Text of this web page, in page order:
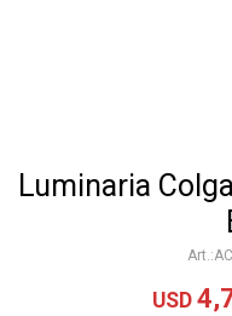
Luminaria
USD